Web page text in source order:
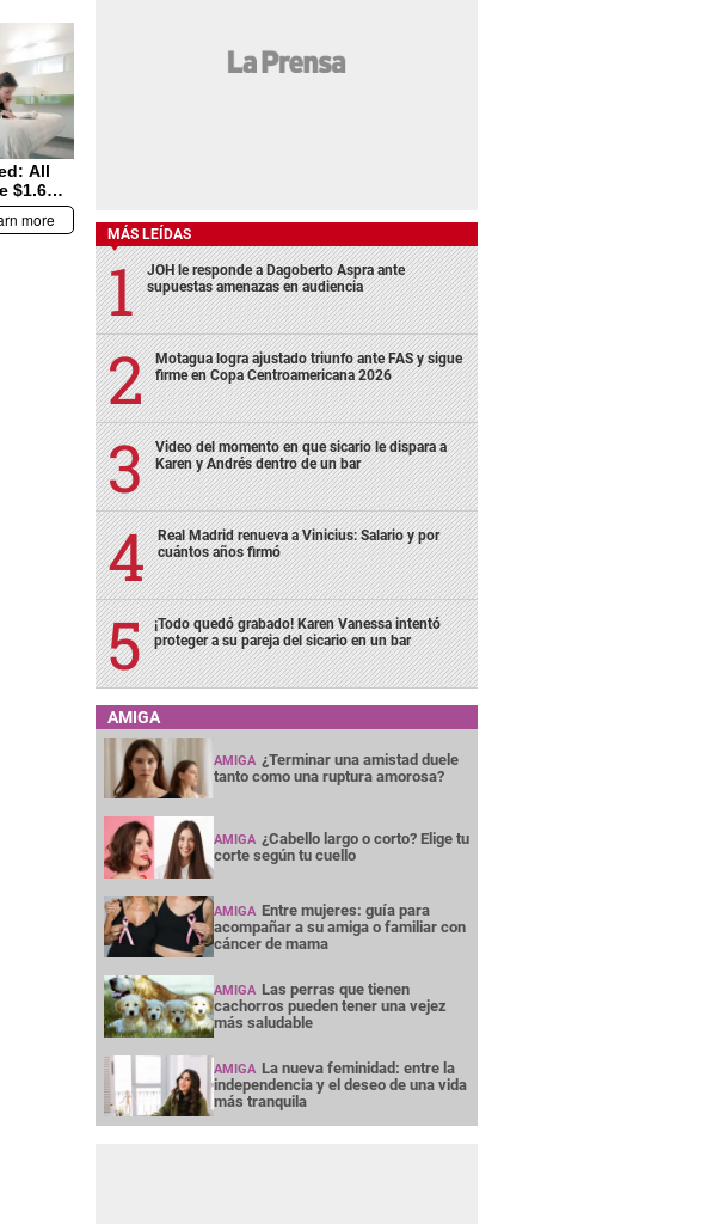
MÁS LEÍDAS
JOH le responde a Dagoberto Aspra ante
supuestas amenazas en audiencia
Motagua logra ajustado triunfo ante FAS y sigue
firme en Copa Centroamericana 2026
Video del momento en que sicario le dispara a
Karen y Andrés dentro de un bar
Real Madrid renueva a Vinicius: Salario y por
cuántos años firmó
¡Todo quedó grabado! Karen Vanessa intentó
proteger a su pareja del sicario en un bar
AMIGA
AMIGA ¿Terminar una amistad duele
tanto como una ruptura amorosa?
AMIGA ¿Cabello largo o corto? Elige tu
corte según tu cuello
AMIGA Entre mujeres: guía para
acompañar a su amiga o familiar con
cáncer de mama
AMIGA Las perras que tienen
cachorros pueden tener una vejez
más saludable
AMIGA La nueva feminidad: entre la
independencia y el deseo de una vida
más tranquila